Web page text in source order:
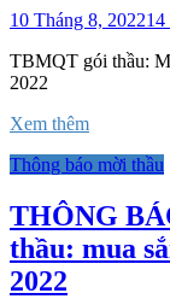
10 Tháng 8, 202214
TBMQT gói thầu:
2022
Xem thêm
Thông báo mời thầu
THÔNG
thầu: mua
2022